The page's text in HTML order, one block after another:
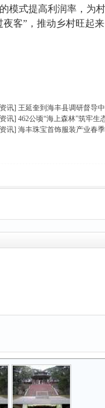
模式提高利润率，为
客”，推动乡村旺起来
讯] 王延奎到海丰县调研督导
讯] 462公顷“海上森林”筑牢生
讯] 海丰珠宝首饰服装产业春